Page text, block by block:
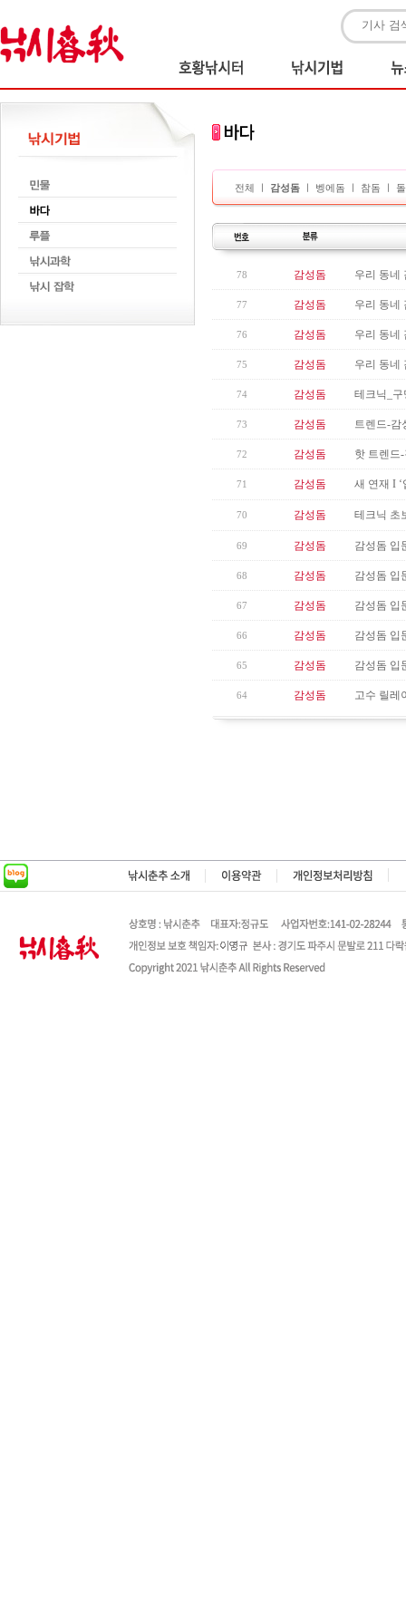
전체 ㅣ 감성돔 ㅣ 벵에돔 ㅣ 참돔 ㅣ
78 감성돔 우리 동네
77 감성돔 우리 동네
76 감성돔 우리 동네
75 감성돔 우리 동네
74 감성돔 테크닉_
73 감성돔 트렌드-감
72 감성돔 핫 트렌드
71 감성돔 새 연재 I
70 감성돔 테크닉 초
69 감성돔 감성돔 입
68 감성돔 감성돔 입
67 감성돔 감성돔 입
66 감성돔 감성돔 입
65 감성돔 감성돔 입
64 감성돔 고수 릴레